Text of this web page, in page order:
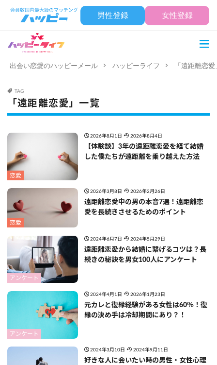
男性登録 女性登録
出会い恋愛のハッピーメール ハッピーライフ 「遠距離恋
TAG
「遠距離恋愛」一覧
恋愛
2026年8月1日 2026年8月4日
【体験談】3年の遠距離恋愛を経て結婚
した僕たちが遠距離を乗り越えた方法
恋愛
2026年3月8日 2026年2月26日
遠距離恋愛中の男の本音7選！遠距離恋
愛を長続きさせるためのポイント
アンケート
2024年6月7日 2024年5月29日
遠距離恋愛から結婚に繋げるコツは？長
続きの秘訣を男女100人にアンケート
アンケート
2024年4月1日 2026年1月23日
元カレと復縁経験がある女性は60％！復
縁の決め手は冷却期間にあり？！
2024年3月10日 2024年9月11日
好きな人に会いたい時の男性・女性心理